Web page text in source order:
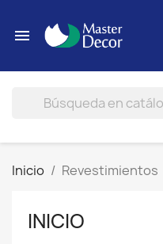

Inicio Revestimientos
INICIO